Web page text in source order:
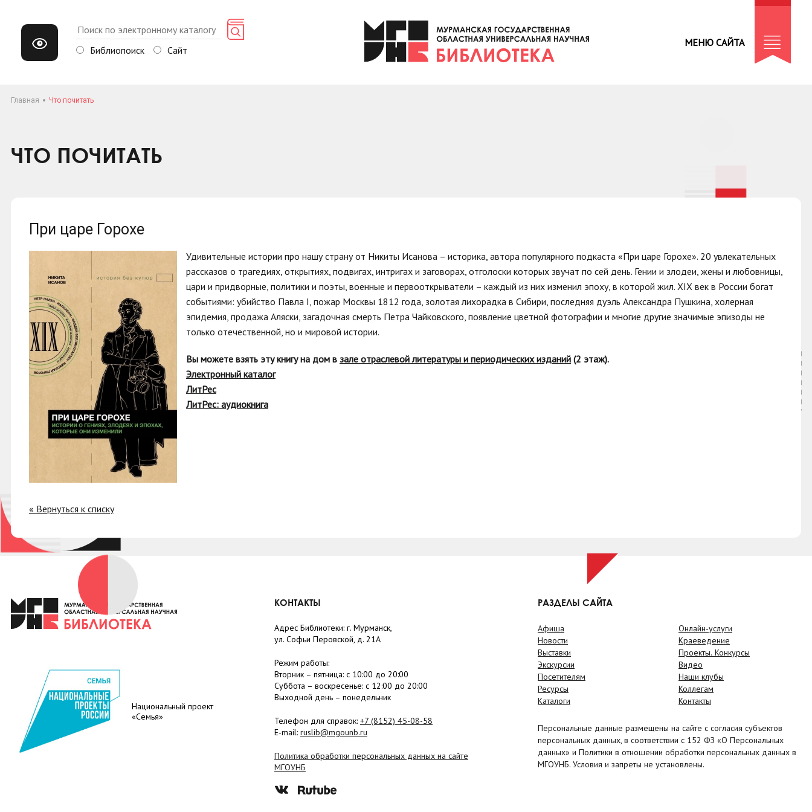
Библиопоиск Сайт
МЕНЮ САЙТА
Главная Что почитать
ЧТО ПОЧИТАТЬ
При царе Горохе
Удивительные истории про нашу страну от Никиты Исанова – историка, автора популярного подкаста «При царе Горохе». 20 увлекательных
рассказов о трагедиях, открытиях, подвигах, интригах и заговорах, отголоски которых звучат по сей день. Гении и злодеи, жены и любовницы,
цари и придворные, политики и поэты, военные и первооткрыватели – каждый из них изменил эпоху, в которой жил. XIX век в России богат
событиями: убийство Павла I, пожар Москвы 1812 года, золотая лихорадка в Сибири, последняя дуэль Александра Пушкина, холерная
эпидемия, продажа Аляски, загадочная смерть Петра Чайковского, появление цветной фотографии и многие другие значимые эпизоды не
только отечественной, но и мировой истории.
Вы можете взять эту книгу на дом в зале отраслевой литературы и периодических изданий (2 этаж).
Электронный каталог
ЛитРес
ЛитРес: аудиокнига
« Вернуться к списку
Национальный проект
«Семья»
КОНТАКТЫ
Адрес Библиотеки: г. Мурманск,
ул. Софьи Перовской, д. 21А
Режим работы:
Вторник – пятница: с 10:00 до 20:00
Суббота – воскресенье: c 12:00 до 20:00
Выходной день – понедельник
Телефон для справок: +7 (8152) 45-08-58
E-mail: ruslib@mgounb.ru
Политика обработки персональных данных на сайте
МГОУНБ
РАЗДЕЛЫ САЙТА
Афиша
Новости
Выставки
Экскурсии
Посетителям
Ресурсы
Каталоги
Онлайн-услуги
Краеведение
Проекты. Конкурсы
Видео
Наши клубы
Коллегам
Контакты
Персональные данные размещены на сайте с согласия субъектов
персональных данных, в соответствии с 152 ФЗ «О Персональных
данных» и Политики в отношении обработки персональных данных в
МГОУНБ. Условия и запреты не установлены.